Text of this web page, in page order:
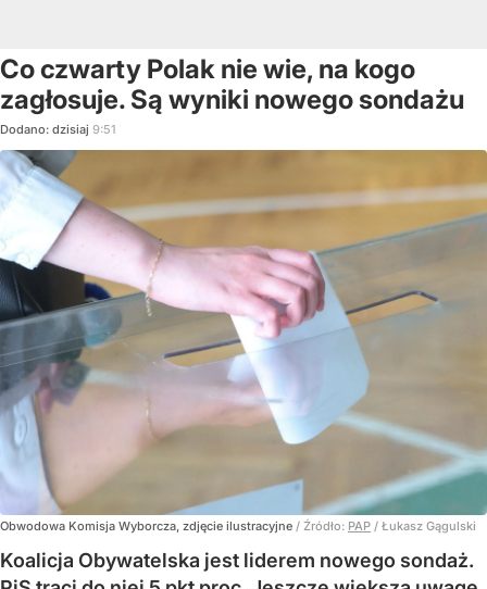
Co czwarty Polak nie wie, na kogo
zagłosuje. Są wyniki nowego sondażu
Dodano: dzisiaj 9:51
Obwodowa Komisja Wyborcza, zdjęcie ilustracyjne / Źródło: PAP / Łukasz Gągulski
Koalicja Obywatelska jest liderem nowego sondaż.